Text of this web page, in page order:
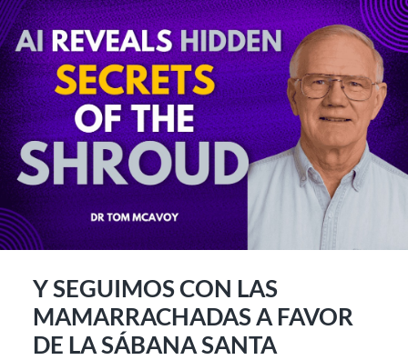
Y SEGUIMOS CON LAS
MAMARRACHADAS A FAVOR
DE LA SÁBANA SANTA